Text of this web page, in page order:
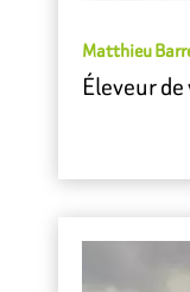
Matthieu
Éleveur